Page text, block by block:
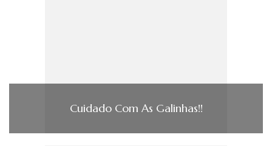
Cuidado Com As Galinhas!!